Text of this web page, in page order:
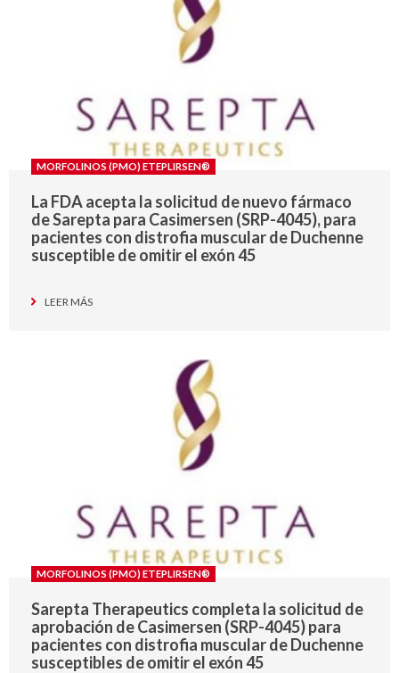
MORFOLINOS (PMO) ETEPLIRSEN®
La FDA acepta la solicitud de nuevo fármaco
de Sarepta para Casimersen (SRP-4045), para
pacientes con distrofia muscular de Duchenne
susceptible de omitir el exón 45
LEER MÁS
MORFOLINOS (PMO) ETEPLIRSEN®
Sarepta Therapeutics completa la solicitud de
aprobación de Casimersen (SRP-4045) para
pacientes con distrofia muscular de Duchenne
susceptibles de omitir el exón 45